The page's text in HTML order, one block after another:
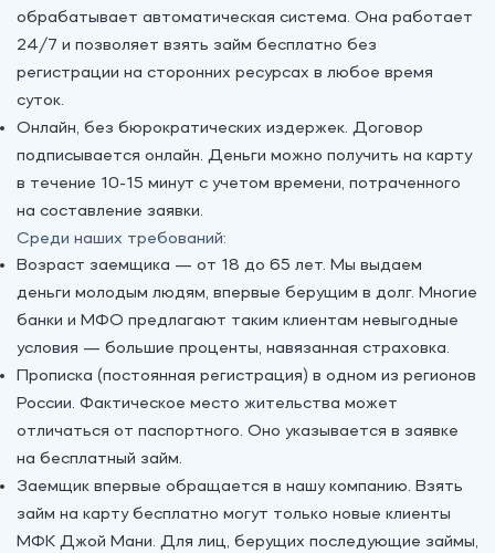
обрабатывает автоматическая система. Она работает
24/7 и позволяет взять займ бесплатно без
регистрации на сторонних ресурсах в любое время
суток.
Онлайн, без бюрократических издержек. Договор
подписывается онлайн. Деньги можно получить на карту
в течение 10-15 минут с учетом времени, потраченного
на составление заявки.
Среди наших требований:
Возраст заемщика — от 18 до 65 лет. Мы выдаем
деньги молодым людям, впервые берущим в долг. Многие
банки и МФО предлагают таким клиентам невыгодные
условия — большие проценты, навязанная страховка.
Прописка (постоянная регистрация) в одном из регионов
России. Фактическое место жительства может
отличаться от паспортного. Оно указывается в заявке
на бесплатный займ.
Заемщик впервые обращается в нашу компанию. Взять
займ на карту бесплатно могут только новые клиенты
МФК Джой Мани. Для лиц, берущих последующие займы,